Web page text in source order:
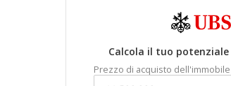
Calcola il tuo
Prezzo di acquisto dell'immobile